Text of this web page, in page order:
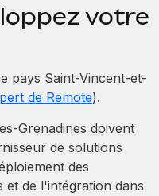
votre
pays Saint-Vincent-et-
de Remote).
Grenadines doivent
de solutions
des
et de l'intégration dans